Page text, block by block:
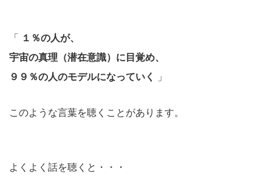
「
１％の人が、
宇宙の真理（潜在意識）に目覚め、
９９％の人のモデルになっていく
」
このような言葉を聴くことがあります。
よくよく話を聴くと・・・